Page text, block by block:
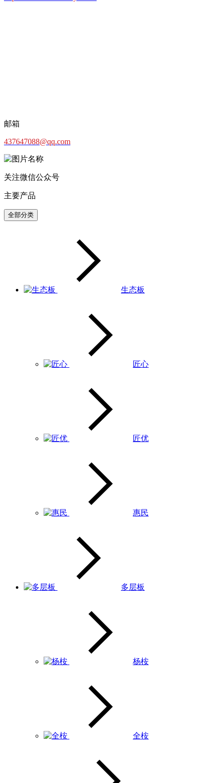
邮箱
437647088@qq.com
关注微信公众号
主要产品
全部分类
生态板
匠心
匠优
惠民
多层板
杨桉
全桉